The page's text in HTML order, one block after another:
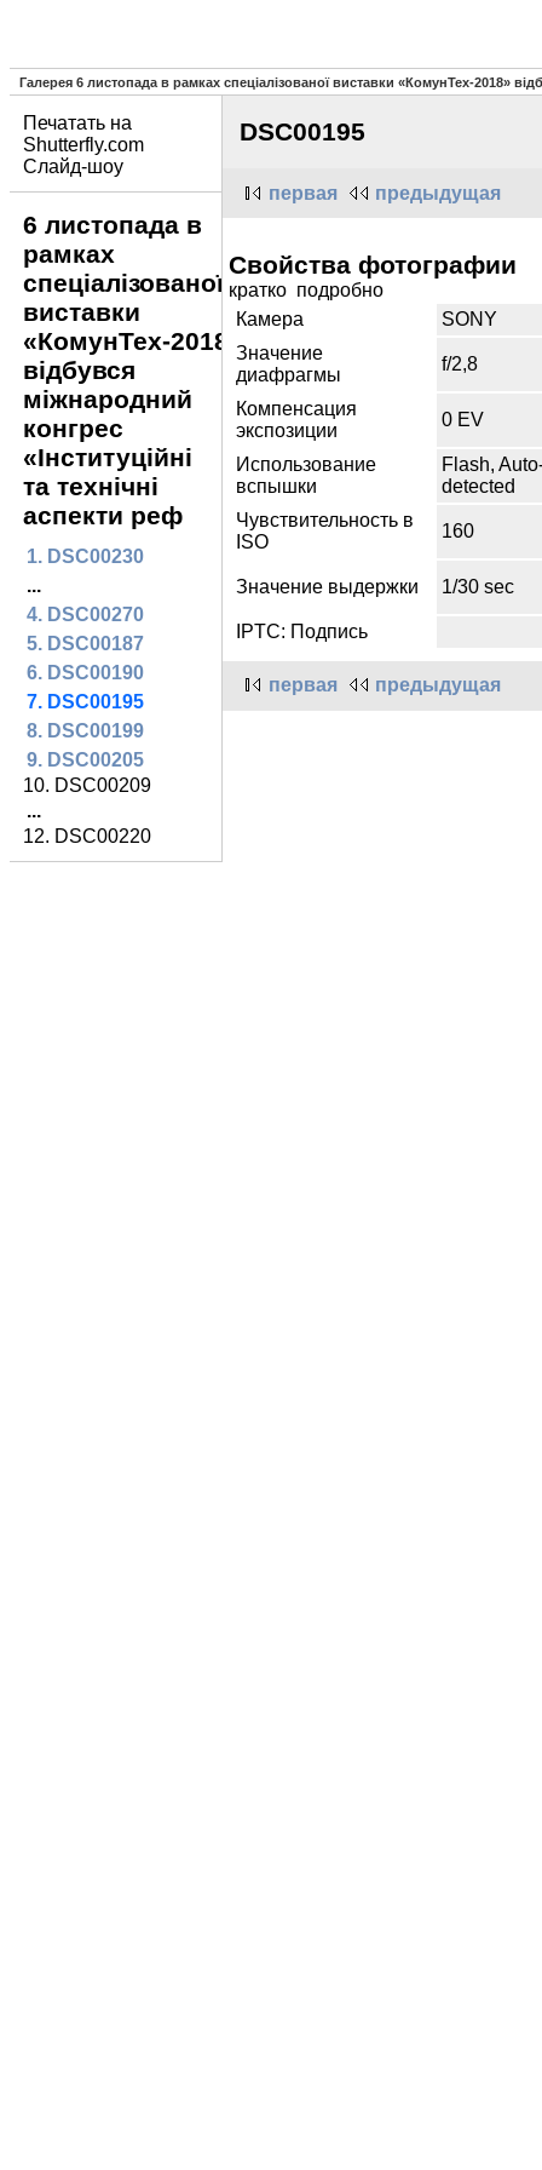
Галерея 6 листопада в рамках спеціалізованої виставки «КомунТех-2018»
Печатать на
Shutterfly.com
Слайд-шоу
6 листопада в
рамках
спеціалізованої
виставки
«КомунТех-2018»
відбувся
міжнародний
конгрес
«Інституційні
та технічні
аспекти реф
1. DSC00230
...
4. DSC00270
5. DSC00187
6. DSC00190
7. DSC00195
8. DSC00199
9. DSC00205
10. DSC00209
...
12. DSC00220
DSC00195
первая предыдущая
Свойства фотографии
кратко подробно
Камера
SONY
Значение
диафрагмы
f/2,8
Компенсация
экспозиции
0 EV
Использование
вспышки
Flash,
detected
Чувствительность в
ISO
160
Значение выдержки 1/30 sec
IPTC: Подпись
первая предыдущая